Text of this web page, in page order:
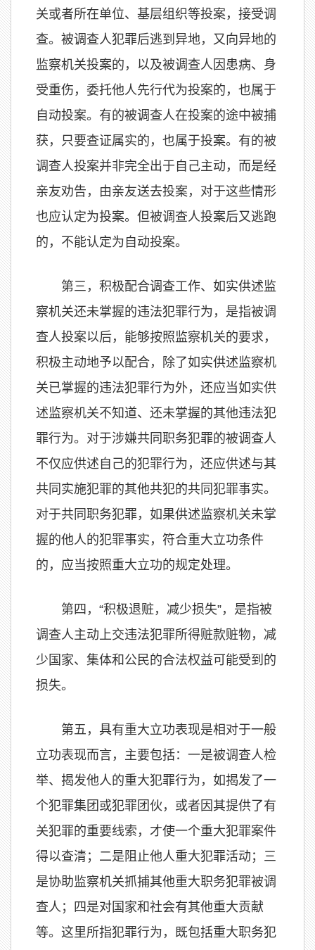
关或者所在单位、基层组织等投案，接受调
查。被调查人犯罪后逃到异地，又向异地的
监察机关投案的，以及被调查人因患病、身
受重伤，委托他人先行代为投案的，也属于
自动投案。有的被调查人在投案的途中被捕
获，只要查证属实的，也属于投案。有的被
调查人投案并非完全出于自己主动，而是经
亲友劝告，由亲友送去投案，对于这些情形
也应认定为投案。但被调查人投案后又逃跑
的，不能认定为自动投案。
第三，积极配合调查工作、如实供述监
察机关还未掌握的违法犯罪行为，是指被调
查人投案以后，能够按照监察机关的要求，
积极主动地予以配合，除了如实供述监察机
关已掌握的违法犯罪行为外，还应当如实供
述监察机关不知道、还未掌握的其他违法犯
罪行为。对于涉嫌共同职务犯罪的被调查人
不仅应供述自己的犯罪行为，还应供述与其
共同实施犯罪的其他共犯的共同犯罪事实。
对于共同职务犯罪，如果供述监察机关未掌
握的他人的犯罪事实，符合重大立功条件
的，应当按照重大立功的规定处理。
第四，“积极退赃，减少损失”，是指被
调查人主动上交违法犯罪所得赃款赃物，减
少国家、集体和公民的合法权益可能受到的
损失。
第五，具有重大立功表现是相对于一般
立功表现而言，主要包括：一是被调查人检
举、揭发他人的重大犯罪行为，如揭发了一
个犯罪集团或犯罪团伙，或者因其提供了有
关犯罪的重要线索，才使一个重大犯罪案件
得以查清；二是阻止他人重大犯罪活动；三
是协助监察机关抓捕其他重大职务犯罪被调
查人；四是对国家和社会有其他重大贡献
等。这里所指犯罪行为，既包括重大职务犯